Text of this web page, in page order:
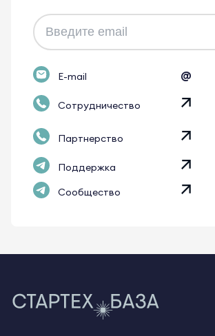
E-mail @
Сотрудничество
Партнерство
Поддержка
Сообщество